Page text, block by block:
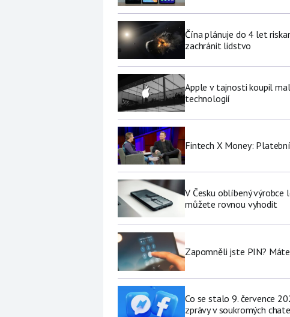
Čína plánuje do 4 let
zachránit lidstvo
Apple v tajnosti koupil
technologií
Fintech X Money:
V Česku oblíbený
můžete rovnou vyhodit
Zapomněli jste PIN?
Co se stalo 9. července
zprávy v soukromých